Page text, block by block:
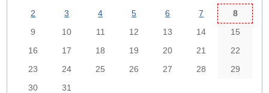
2
3 4 5 6 7
8
9
10 11 12 13 14
15
16
17 18 19 20 21
22
23
24 25 26 27 28
29
30
31